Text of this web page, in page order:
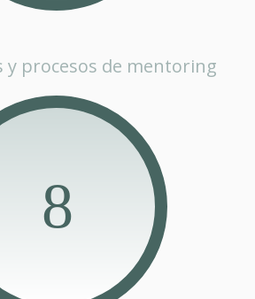
y procesos de mentoring
8